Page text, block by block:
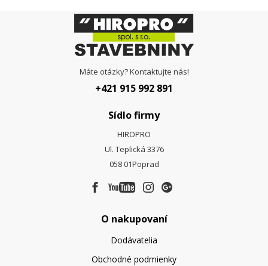
Máte otázky? Kontaktujte nás!
+421 915 992 891
Sídlo firmy
HIROPRO
Ul. Teplická 3376
058 01Poprad
O nakupovaní
Dodávatelia
Obchodné podmienky